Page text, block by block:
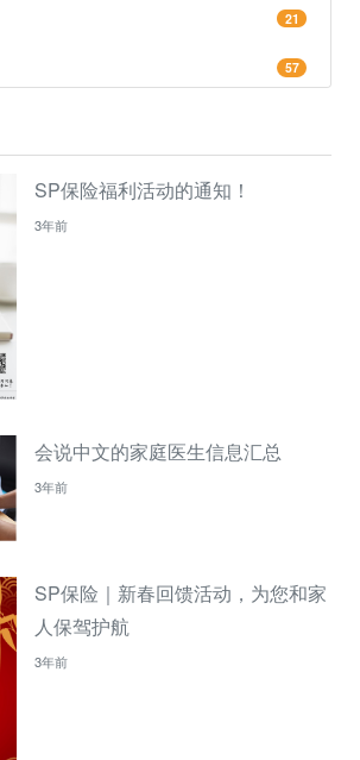
21
57
SP保险福利活动的通知！
3年前
会说中文的家庭医生信息汇总
3年前
SP保险｜新春回馈活动，为您和家
人保驾护航
3年前